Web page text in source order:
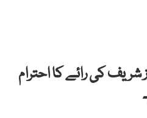
کی رائے کا احترام